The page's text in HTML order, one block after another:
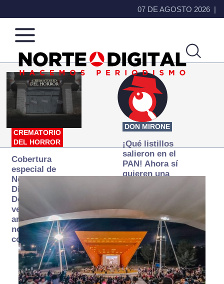
07 DE AGOSTO 2026
Norte
de
Ciudad
Más
que
noticias,
hacemos periodismo
CREMATORIO
DEL HORROR
Cobertura
especial de
Norte
Digital:
Donde la
verdad
arde… pero
no se
consume
DON MIRONE
¡Qué listillos
salieron en el
PAN! Ahora sí
quieren una